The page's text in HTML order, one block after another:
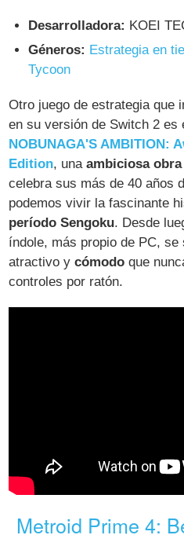
Desarrolladora: KOEI
Géneros: Estrategia en
Tycoon
Otro juego de estrategia que
en su versión de Switch 2 es
NOBUNAGA'S AMBITION:
Edition, unaambiciosa
celebra sus más de 40 años
podemos vivir la fascinante
período Sengoku. Desde
índole, más propio de PC, se
atractivo ycómodo que
controles por ratón.
Metroid Prime 4: